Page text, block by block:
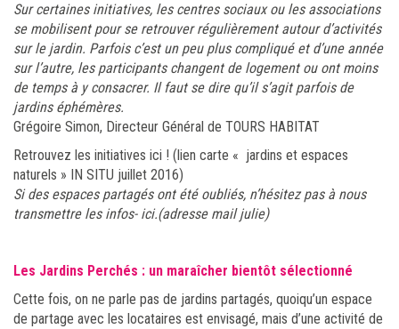
Sur certaines initiatives, les centres sociaux ou les associations
se mobilisent pour se retrouver régulièrement autour d’activités
sur le jardin. Parfois c’est un peu plus compliqué et d’une année
sur l’autre, les participants changent de logement ou ont moins
de temps à y consacrer. Il faut se dire qu’il s’agit parfois de
jardins éphémères.
Grégoire Simon, Directeur Général de TOURS HABITAT
Retrouvez les initiatives ici ! (lien carte « jardins et espaces
naturels » IN SITU juillet 2016)
Si des espaces partagés ont été oubliés, n’hésitez pas à nous
transmettre les infos- ici.(adresse mail julie)
Les Jardins Perchés : un maraîcher bientôt sélectionné
Cette fois, on ne parle pas de jardins partagés, quoiqu’un espace
de partage avec les locataires est envisagé, mais d’une activité de